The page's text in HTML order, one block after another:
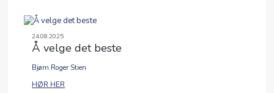
ANDAKTER
24.08.2025
Å velge det beste
Bjørn Roger Stien
HØR HER